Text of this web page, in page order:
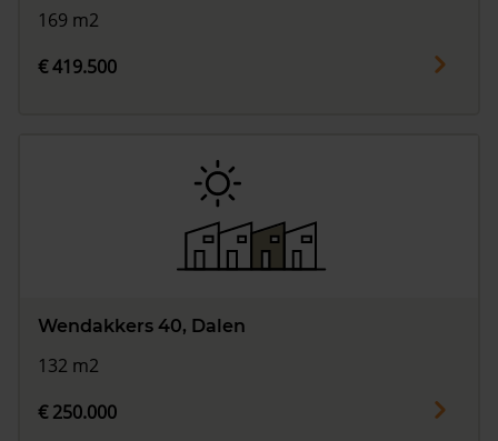
169 m2
€ 419.500
Wendakkers 40, Dalen
132 m2
€ 250.000